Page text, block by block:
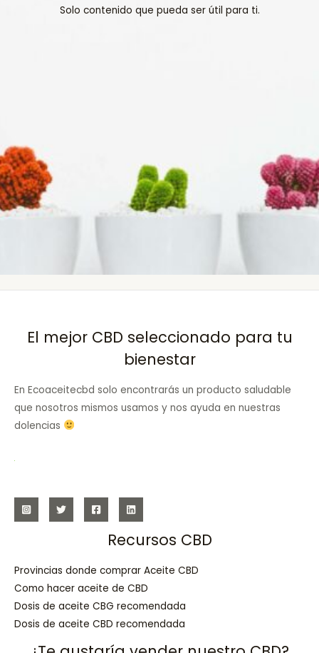
Solo contenido que pueda ser útil para ti.
El mejor CBD seleccionado para tu
bienestar
En Ecoaceitecbd solo encontrarás un producto saludable
que nosotros mismos usamos y nos ayuda en nuestras
dolencias
Recursos CBD
Provincias donde comprar Aceite CBD
Como hacer aceite de CBD
Dosis de aceite CBG recomendada
Dosis de aceite CBD recomendada